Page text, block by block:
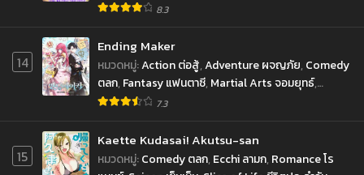
8.3
14
Ending Maker
หมวดหมู่:Action ต่อสู้,Adventure ผจญภัย, Comedy
ตลก, Fantasy แฟนตาซี, Martial Arts จอมยุทธ์,
Romance โรแมนซ์
7.3
15
Kaette Kudasai! Akutsu-san
หมวดหมู่:Comedy ตลก, Ecchi ลามก, Romance โร